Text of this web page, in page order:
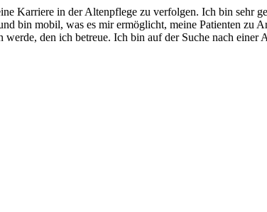
Karriere in der Altenpflege zu verfolgen. Ich bin sehr
bin mobil, was es mir ermöglicht, meine Patienten zu
den ich betreue. Ich bin auf der Suche nach